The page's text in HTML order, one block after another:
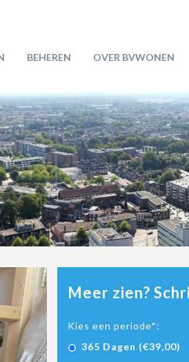
BEHEREN OVER BVWONEN
Meer zien?
Kies een periode*:
365 Dagen (€39,00)